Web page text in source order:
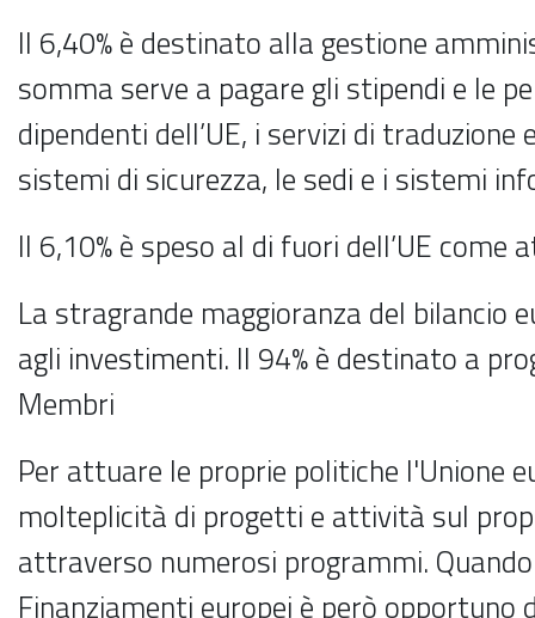
Il 6,40% è destinato alla gestione
somma serve a pagare gli stipendi e le
dipendenti dell’UE, i servizi di
sistemi di sicurezza, le sedi e i sistemi
Il 6,10% è speso al di fuori dell’UE come
La stragrande maggioranza del bilancio
agli investimenti. Il 94% è destinato a
Membri
Per attuare le proprie politiche l'Unione
molteplicità di progetti e attività sul
attraverso numerosi programmi.
Finanziamenti europei è però opportuno